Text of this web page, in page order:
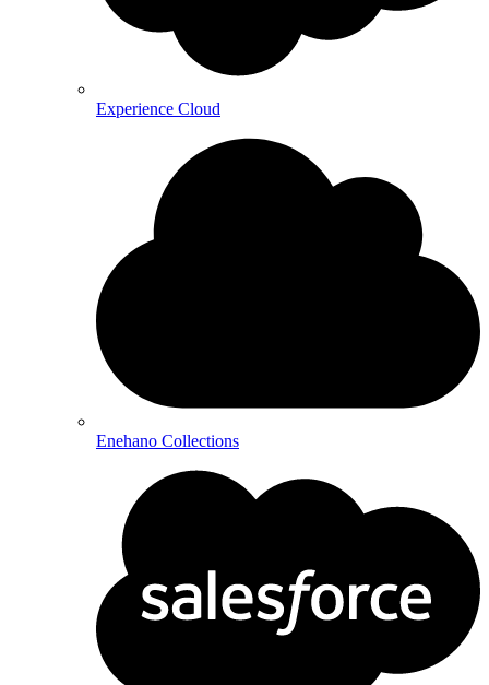
Experience Cloud
Enehano Collections